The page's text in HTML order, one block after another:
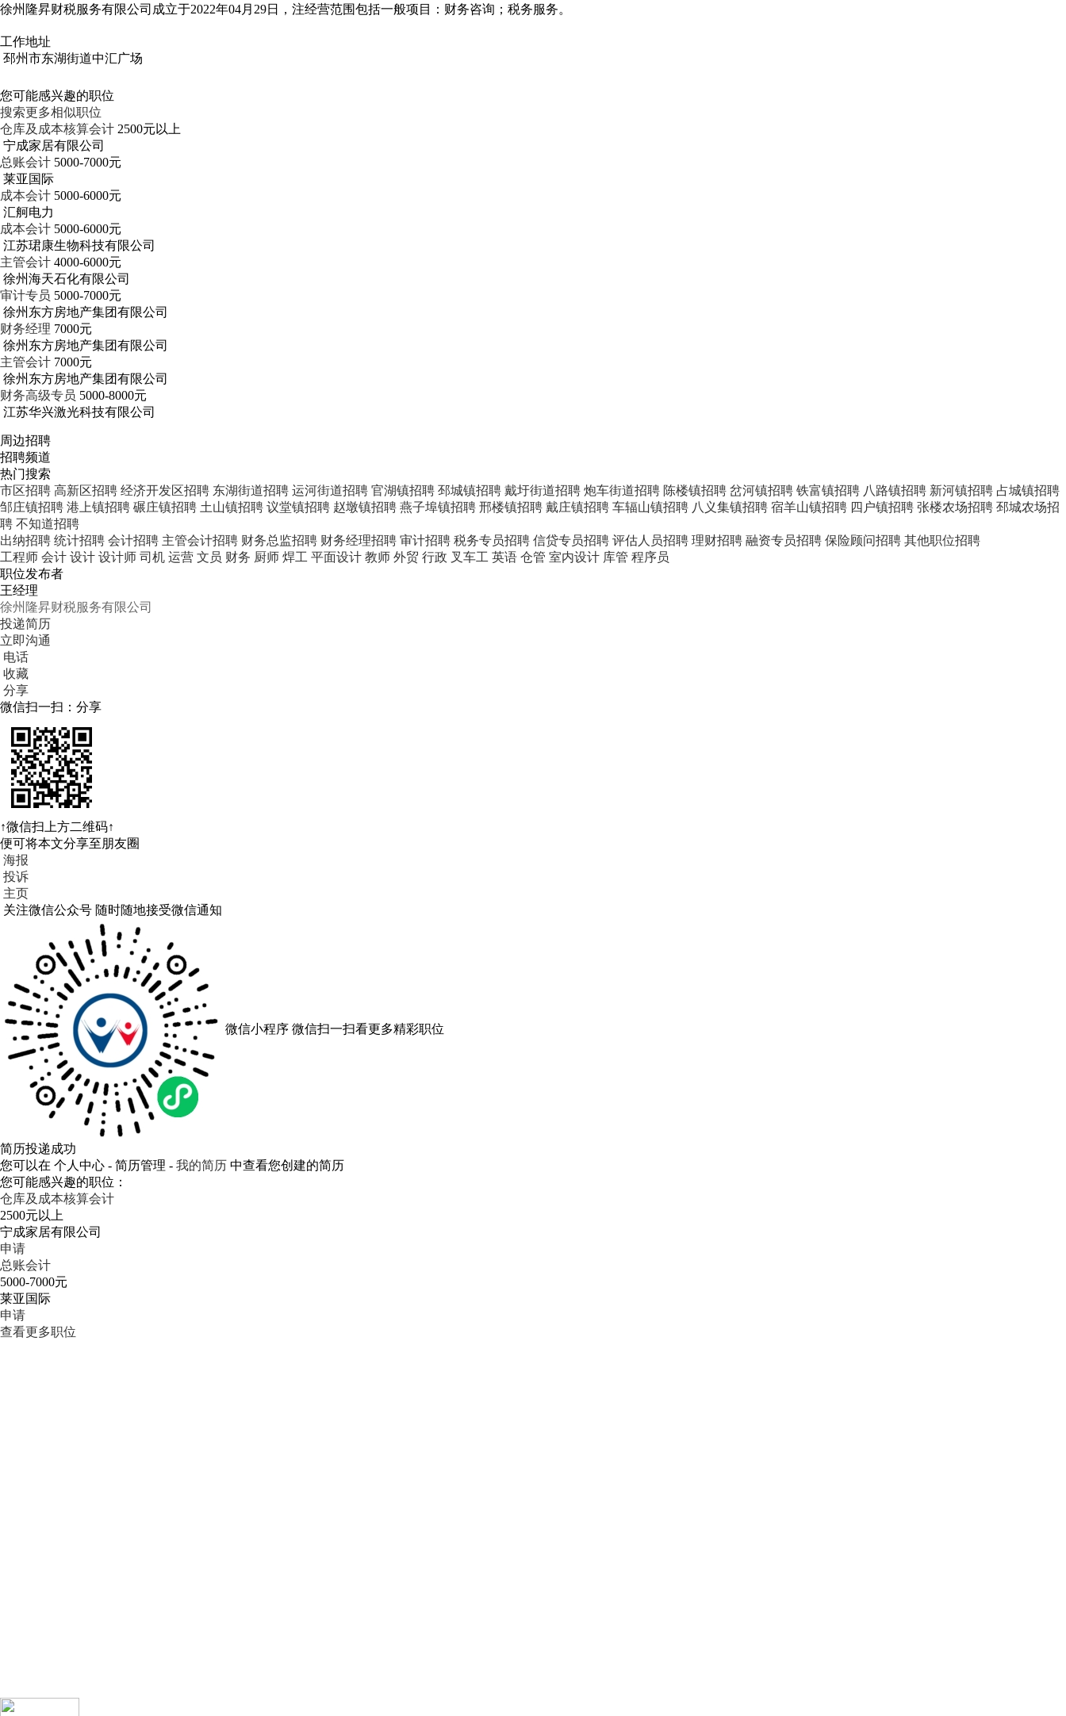
徐州隆昇财税服务有限公司成立于2022年04月29日，注经营范围包括一般项目：财务咨询；税务服务。
工作地址
邳州市东湖街道中汇广场
您可能感兴趣的职位
搜索更多相似职位
仓库及成本核算会计 2500元以上
宁成家居有限公司
总账会计 5000-7000元
莱亚国际
成本会计 5000-6000元
汇舸电力
成本会计 5000-6000元
江苏珺康生物科技有限公司
主管会计 4000-6000元
徐州海天石化有限公司
审计专员 5000-7000元
徐州东方房地产集团有限公司
财务经理 7000元
徐州东方房地产集团有限公司
主管会计 7000元
徐州东方房地产集团有限公司
财务高级专员 5000-8000元
江苏华兴激光科技有限公司
周边招聘
招聘频道
热门搜索
市区招聘 高新区招聘 经济开发区招聘 东湖街道招聘 运河街道招聘 官湖镇招聘 邳城镇招聘 戴圩街道招聘 炮车街道招聘 陈楼镇招聘 岔河镇招聘 铁富镇招聘 八路镇招聘 新河镇招聘 占城镇招聘
邹庄镇招聘 港上镇招聘 碾庄镇招聘 土山镇招聘 议堂镇招聘 赵墩镇招聘 燕子埠镇招聘 邢楼镇招聘 戴庄镇招聘 车辐山镇招聘 八义集镇招聘 宿羊山镇招聘 四户镇招聘 张楼农场招聘 邳城农场招
聘 不知道招聘
出纳招聘 统计招聘 会计招聘 主管会计招聘 财务总监招聘 财务经理招聘 审计招聘 税务专员招聘 信贷专员招聘 评估人员招聘 理财招聘 融资专员招聘 保险顾问招聘 其他职位招聘
工程师 会计 设计 设计师 司机 运营 文员 财务 厨师 焊工 平面设计 教师 外贸 行政 叉车工 英语 仓管 室内设计 库管 程序员
职位发布者
王经理
徐州隆昇财税服务有限公司
投递简历
立即沟通
电话
收藏
分享
微信扫一扫：分享
↑微信扫上方二维码↑
便可将本文分享至朋友圈
海报
投诉
主页
关注微信公众号 随时随地接受微信通知
微信小程序 微信扫一扫看更多精彩职位
简历投递成功
您可以在 个人中心 - 简历管理 - 我的简历 中查看您创建的简历
您可能感兴趣的职位：
仓库及成本核算会计
2500元以上
宁成家居有限公司
申请
总账会计
5000-7000元
莱亚国际
申请
查看更多职位